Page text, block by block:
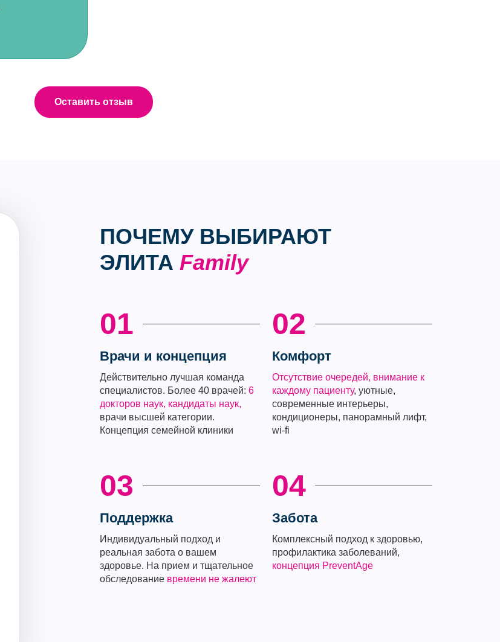
Оставить отзыв
ПОЧЕМУ ВЫБИРАЮТ
ЭЛИТА Family
01
Врачи и концепция
Действительно лучшая команда
специалистов. Более 40 врачей: 6
докторов наук, кандидаты наук,
врачи высшей категории.
Концепция семейной клиники
02
Комфорт
Отсутствие очередей, внимание к
каждому пациенту, уютные,
современные интерьеры,
кондиционеры, панорамный лифт,
wi-fi
03
Поддержка
Индивидуальный подход и
реальная забота о вашем
здоровье. На прием и тщательное
обследование времени не жалеют
04
Забота
Комплексный подход к здоровью,
профилактика заболеваний,
концепция PreventAge